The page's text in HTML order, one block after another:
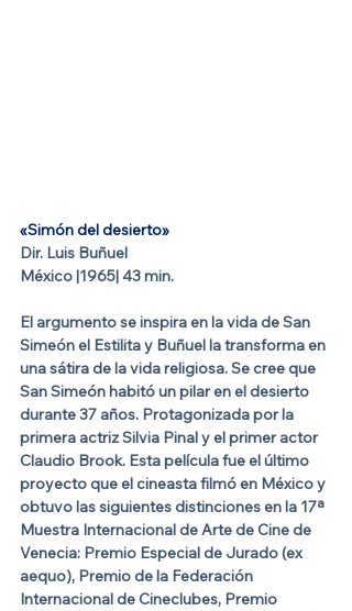
«Simón del desierto»
Dir. Luis Buñuel​
México |1965| 43 min.
El argumento se inspira en la vida de San
Simeón el Estilita y Buñuel la transforma en
una sátira de la vida religiosa. Se cree que
San Simeón habitó un pilar en el desierto
durante 37 años. Protagonizada por la
primera actriz Silvia Pinal y el primer actor
Claudio Brook. Esta película fue el último
proyecto que el cineasta filmó en México y
obtuvo las siguientes distinciones en la 17ª
Muestra Internacional de Arte de Cine de
Venecia: Premio Especial de Jurado (ex
aequo), Premio de la Federación
Internacional de Cineclubes, Premio